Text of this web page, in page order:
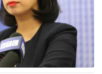
mình bằng AI